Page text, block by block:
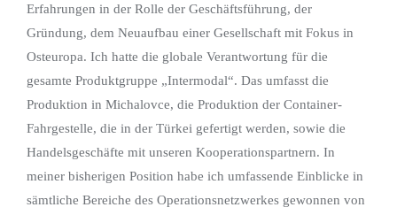
Erfahrungen in der Rolle der Geschäftsführung, der
Gründung, dem Neuaufbau einer Gesellschaft mit Fokus in
Osteuropa. Ich hatte die globale Verantwortung für die
gesamte Produktgruppe „Intermodal“. Das umfasst die
Produktion in Michalovce, die Produktion der Container-
Fahrgestelle, die in der Türkei gefertigt werden, sowie die
Handelsgeschäfte mit unseren Kooperationspartnern. In
meiner bisherigen Position habe ich umfassende Einblicke in
sämtliche Bereiche des Operationsnetzwerkes gewonnen von